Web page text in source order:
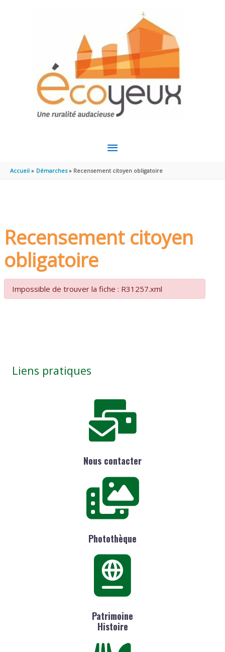
MENU
PRINCIPAL
Accueil Démarches Recensement citoyen obligatoire
Recensement citoyen
obligatoire
Impossible de trouver la fiche : R31257.xml
Liens pratiques
Nous contacter
Photothèque
Patrimoine
Histoire